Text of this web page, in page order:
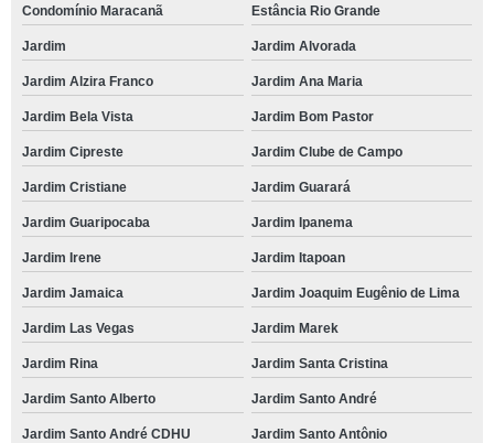
Condomínio Maracanã Estância Rio Grande
Jardim Jardim Alvorada
Jardim Alzira Franco Jardim Ana Maria
Jardim Bela Vista Jardim Bom Pastor
Jardim Cipreste Jardim Clube de Campo
Jardim Cristiane Jardim Guarará
Jardim Guaripocaba Jardim Ipanema
Jardim Irene Jardim Itapoan
Jardim Jamaica Jardim Joaquim Eugênio de Lima
Jardim Las Vegas Jardim Marek
Jardim Rina Jardim Santa Cristina
Jardim Santo Alberto Jardim Santo André
Jardim Santo André CDHU Jardim Santo Antônio